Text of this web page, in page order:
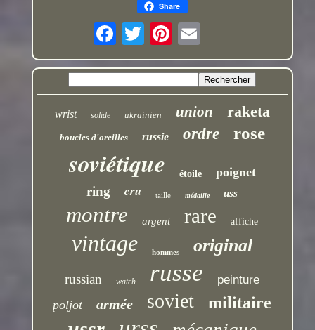
Share
wrist solide ukrainien union raketa
boucles d'oreilles russie ordre rose
soviétique étoile poignet
ring cru taille médaille uss
montre argent rare affiche
vintage hommes original
russian watch russe peinture
poljot armée soviet militaire